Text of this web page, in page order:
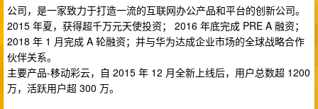
公司，是一家致力于打造一流的互联网办公产品和平台的创新公司。
2015 年夏，获得超千万元天使投资； 2016 年底完成 PRE A 融资；
2018 年 1 月完成 A 轮融资；并与华为达成企业市场的全球战略合作
伙伴关系。
主要产品-移动彩云，自 2015 年 12 月全新上线后，用户总数超 1200
万，活跃用户超 300 万。